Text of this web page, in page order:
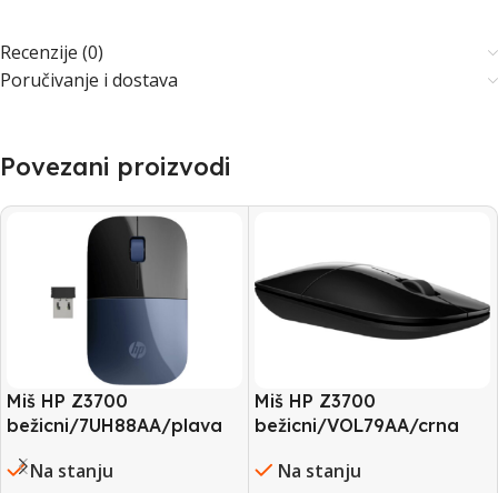
Recenzije (0)
Poručivanje i dostava
Povezani proizvodi
Miš HP Z3700
bežicni/7UH88AA/plava
Na stanju
Miš HP Z3700
bežicni/VOL79AA/crna
Na stanju